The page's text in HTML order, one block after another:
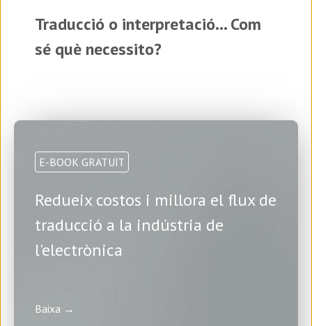
Traducció o interpretació... Com
sé què necessito?
E-BOOK GRATUÏT
Redueix costos i millora el flux de
traducció a la indústria de
l'electrònica
Baixa →